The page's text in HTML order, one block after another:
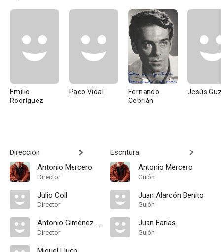
Emilio
Rodríguez
Paco Vidal
Fernando
Cebrián
Jesús
Dirección
Antonio Mercero
Director
Julio Coll
Director
Antonio Giménez Rico
Director
Escritura
Antonio Mercero
Guión
Juan Alarcón Benito
Guión
Juan Farias
Guión